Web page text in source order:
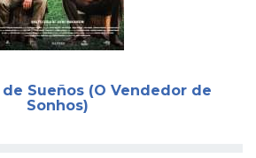
Sueños (O Vendedor de
Sonhos)